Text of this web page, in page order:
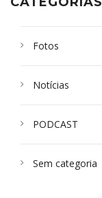
Fotos
Notícias
PODCAST
Sem categoria